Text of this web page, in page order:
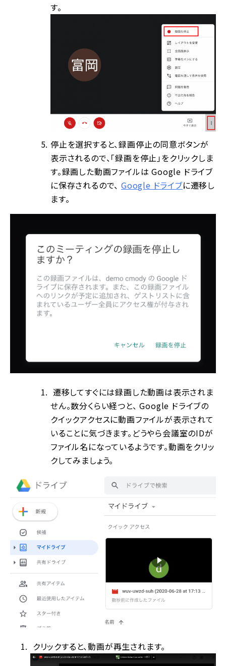
す。
停止を選択すると、録画停止の同意ボタンが
表示されるので、「録画を停止」をクリックしま
す。録画した動画ファイルは Google ドライブ
に保存されるので、 Google ドライブに遷移し
ます。
遷移してすぐには録画した動画は表示されま
せん。数分くらい経つと、 Google ドライブの
クイックアクセスに動画ファイルが表示されて
いることに気づきます。どうやら会議室のIDが
ファイル名になっているようです。動画をクリッ
クしてみましょう。
クリックすると、動画が再生されます。